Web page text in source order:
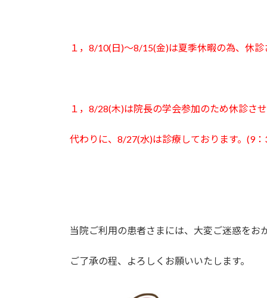
１，8/10(日)～8/15(金)は夏季休暇の為、休
１，8/28(木)は院長の学会参加のため休診さ
代わりに、8/27(水)は診療しております。(9
当院ご利用の患者さまには、大変ご迷惑をお
ご了承の程、よろしくお願いいたします。